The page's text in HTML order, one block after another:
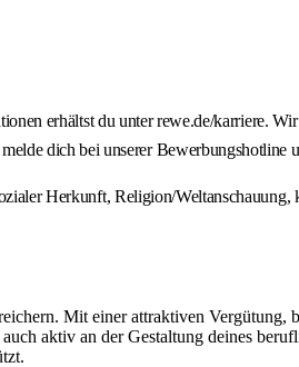
erhältst du unter rewe.de/karriere.
dich bei unserer Bewerbungshotline
Herkunft, Religion/Weltanschauung,
Mit einer attraktiven Vergütung,
aktiv an der Gestaltung deines